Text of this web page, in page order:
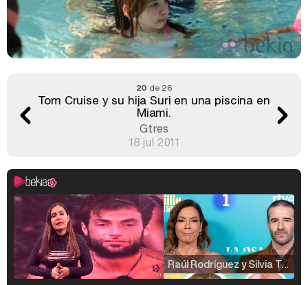
20 de 26
Tom Cruise y su hija Suri en una piscina en
Miami.
Gtres
18 jul 2011
Raúl Rodríguez y Silvia Taulés nos cuentan su papel en 'La familia de la tele'